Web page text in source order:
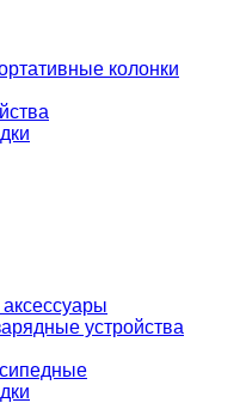
колонки
устройства